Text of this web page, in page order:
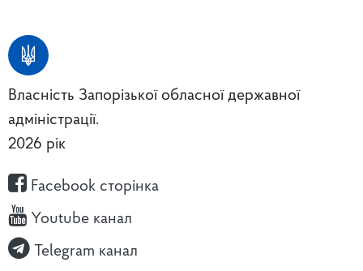
Власність Запорізької обласної державної
адміністрації.
2026 рік
Facebook сторінка
Youtube канал
Telegram канал